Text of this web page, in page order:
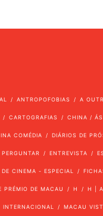
ANTROPOFOBIAS A
CARTOGRAFIAS CHINA /
COMÉDIA DIÁRIOS DE
ENTREVISTA
CINEMA - ESPECIAL
PRÉMIO DE MACAU H H |
INTERNACIONAL MACAU